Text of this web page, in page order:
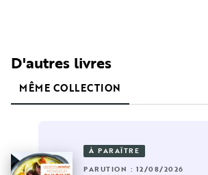
D'autres livres
MÊME COLLECTION
À PARAÎTRE
PARUTION : 12/08/2026